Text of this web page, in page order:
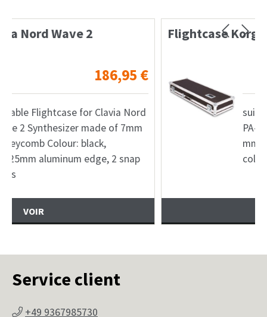
Flightcase Korg pro PA-4X76
suitable Flightcase for Korg pro
PA-4X76 Entertainer Keyboard,
mm honeycomb plastic plate,
color: black, 30 x 30 mm
Service client
+49 9367985730